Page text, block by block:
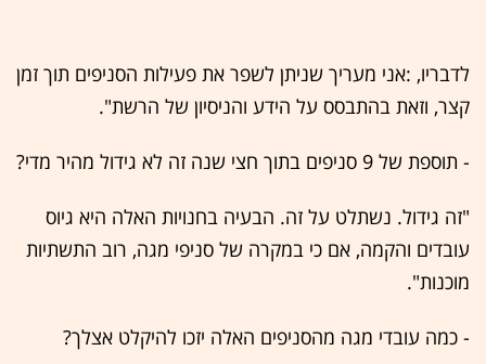
לדבריו, :אני מעריך שניתן לשפר את פעילות הסניפים תוך זמן
קצר, וזאת בהתבסס על הידע והניסיון של הרשת".
- תוספת של 9 סניפים בתוך חצי שנה זה לא גידול מהיר מדי?
"זה גידול. נשתלט על זה. הבעיה בחנויות האלה היא גיוס
עובדים והקמה, אם כי במקרה של סניפי מגה, רוב התשתיות
מוכנות".
- כמה עובדי מגה מהסניפים האלה יזכו להיקלט אצלך?